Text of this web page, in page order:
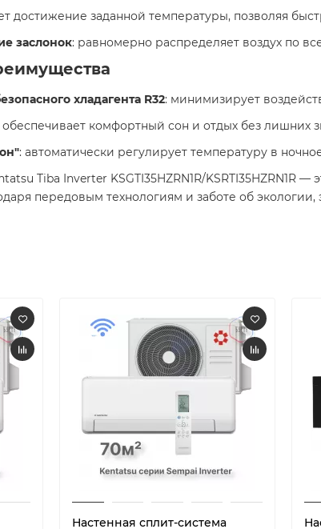
достижение заданной температуры, позволяя
заслонок: равномерно распределяет воздух по
хладагента R32: минимизирует
обеспечивает комфортный сон и отдых без лишних
: автоматически регулирует температуру в
Tiba Inverter KSGTI35HZRN1R/
передовым технологиям и заботе об
Настенная сплит-система